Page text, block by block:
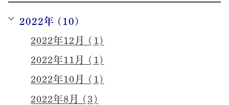
2022年 (10)
2022年12月 (1)
2022年11月 (1)
2022年10月 (1)
2022年8月 (3)